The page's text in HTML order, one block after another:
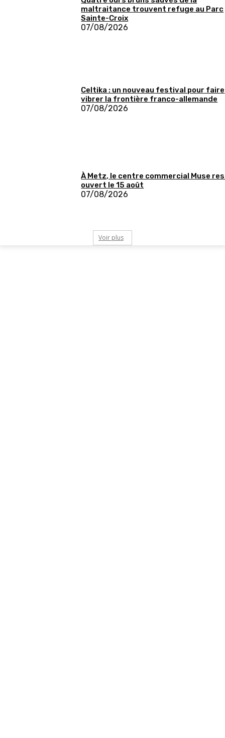
maltraitance trouvent refuge au Parc
Sainte-Croix
07/08/2026
Celtika : un nouveau festival pour faire
vibrer la frontière franco-allemande
07/08/2026
À Metz, le centre commercial Muse
ouvert le 15 août
07/08/2026
Voir plus